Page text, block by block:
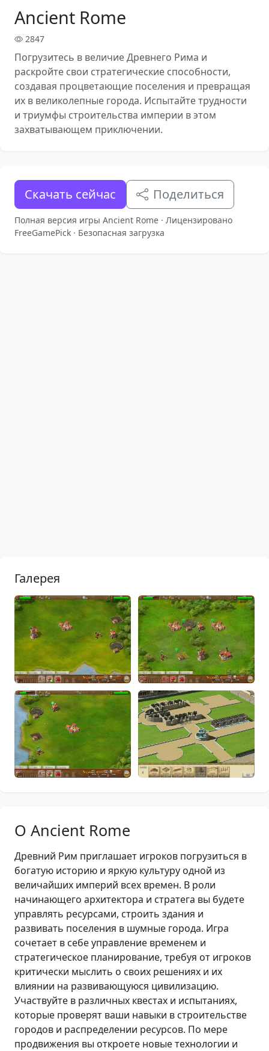
Ancient Rome
2847
Погрузитесь в величие Древнего Рима и
раскройте свои стратегические способности,
создавая процветающие поселения и превращая
их в великолепные города. Испытайте трудности
и триумфы строительства империи в этом
захватывающем приключении.
Скачать сейчас Поделиться
Полная версия игры Ancient Rome · Лицензировано
FreeGamePick · Безопасная загрузка
Галерея
О Ancient Rome
Древний Рим приглашает игроков погрузиться в
богатую историю и яркую культуру одной из
величайших империй всех времен. В роли
начинающего архитектора и стратега вы будете
управлять ресурсами, строить здания и
развивать поселения в шумные города. Игра
сочетает в себе управление временем и
стратегическое планирование, требуя от игроков
критически мыслить о своих решениях и их
влиянии на развивающуюся цивилизацию.
Участвуйте в различных квестах и испытаниях,
которые проверят ваши навыки в строительстве
городов и распределении ресурсов. По мере
продвижения вы откроете новые технологии и